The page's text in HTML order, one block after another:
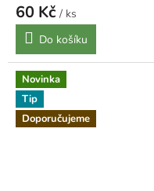
60 Kč / ks
Měrná
cena: Do košíku
Novinka
Tip
Doporučujeme